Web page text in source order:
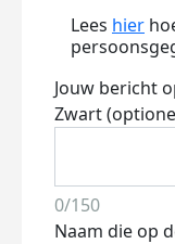
Lees hier
Jouw bericht
Zwart
0/150
Naam die op